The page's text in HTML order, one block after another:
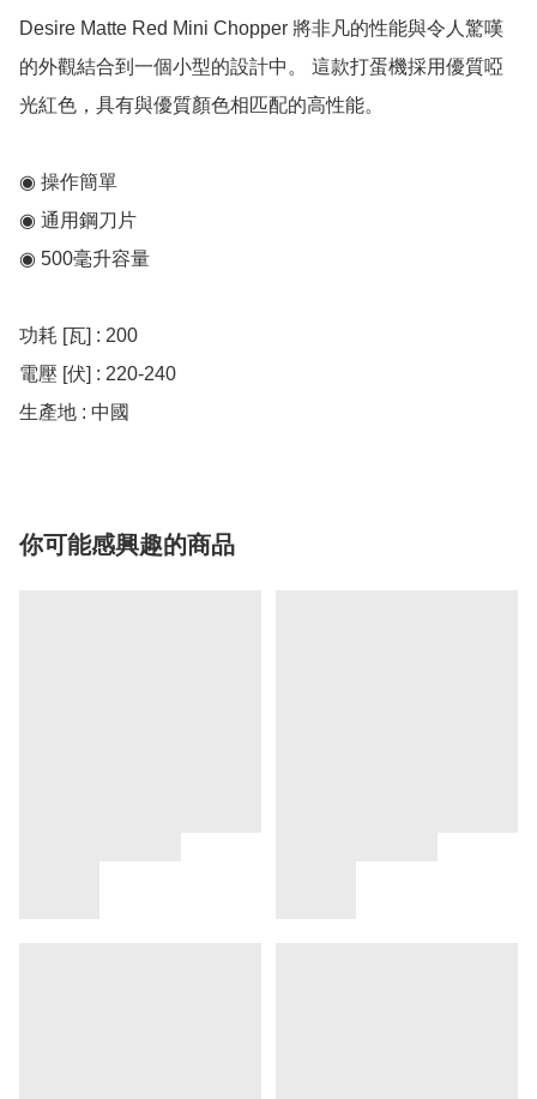
Desire Matte Red Mini Chopper 將非凡的性能與令人驚嘆
的外觀結合到一個小型的設計中。 這款打蛋機採用優質啞
光紅色，具有與優質顏色相匹配的高性能。
◉ 操作簡單
◉ 通用鋼刀片
◉ 500毫升容量
功耗 [瓦] : 200
電壓 [伏] : 220-240
生產地 : 中國
你可能感興趣的商品